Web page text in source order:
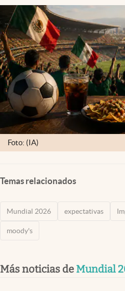
Espiritualidad
Mediakit
abre en nueva pestaña
México
Foto: (IA)
Temas relacionados
Mundial 2026 expectativas
moody's
Más noticias de Mundial